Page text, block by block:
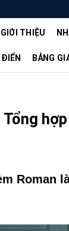
GIỚI THIỆU
BẢNG
Tổng
Roman